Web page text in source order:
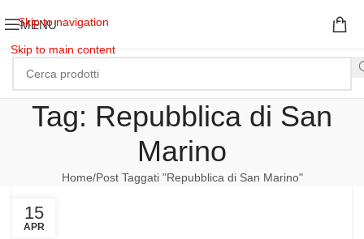
Skip to navigation
Skip to main content
MENU
Tag: Repubblica di San
Marino
Home Post Taggati "Repubblica di San Marino"
15
APR